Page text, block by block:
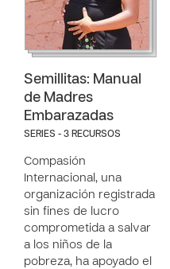
Semillitas: Manual
de Madres
Embarazadas
SERIES - 3 RECURSOS
Compasión
Internacional, una
organización registrada
sin fines de lucro
comprometida a salvar
a los niños de la
pobreza, ha apoyado el